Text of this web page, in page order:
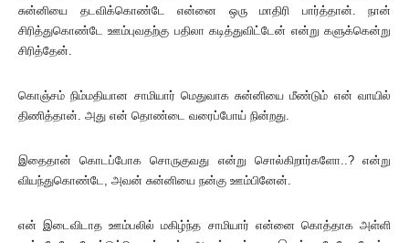
சுன்னியை தடவிக்கொண்டே என்னை ஒரு மாதிரி பார்த்தான். நான்
சிரித்துகொண்டே ஊம்புவதற்கு பதிலா கடித்துவிட்டேன் என்று களுக்கென்று
சிரித்தேன்.
கொஞ்சம் நிம்மதியான சாமியார் மெதுவாக சுன்னியை மீண்டும் என் வாயில்
திணித்தான். அது என் தொண்டை வரைப்போய் நின்றது.
இதைதான் கொடப்போக சொருகுவது என்று சொல்கிறார்களோ..? என்று
வியந்துகொண்டே, அவன் சுன்னியை நன்கு ஊம்பினேன்.
என் இடைவிடாத ஊம்பலில் மகிழ்ந்த சாமியார் என்னை கொத்தாக அள்ளி